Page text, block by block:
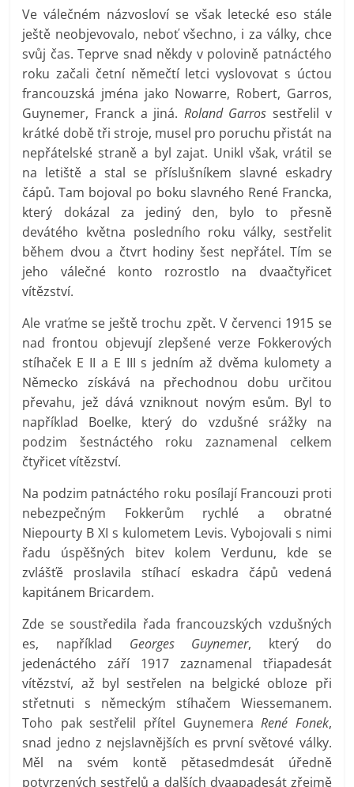
Ve válečném názvosloví se však letecké eso stále
ještě neobjevovalo, neboť všechno, i za války, chce
svůj čas. Teprve snad někdy v polovině patnáctého
roku začali četní němečtí letci vyslovovat s úctou
francouzská jména jako Nowarre, Robert, Garros,
Guynemer, Franck a jiná. Roland Garros sestřelil v
krátké době tři stroje, musel pro poruchu přistát na
nepřátelské straně a byl zajat. Unikl však, vrátil se
na letiště a stal se příslušníkem slavné eskadry
čápů. Tam bojoval po boku slavného René Francka,
který dokázal za jediný den, bylo to přesně
devátého května posledního roku války, sestřelit
během dvou a čtvrt hodiny šest nepřátel. Tím se
jeho válečné konto rozrostlo na dvaačtyřicet
vítězství.
Ale vraťme se ještě trochu zpět. V červenci 1915 se
nad frontou objevují zlepšené verze Fokkerových
stíhaček E II a E III s jedním až dvěma kulomety a
Německo získává na přechodnou dobu určitou
převahu, jež dává vzniknout novým esům. Byl to
například Boelke, který do vzdušné srážky na
podzim šestnáctého roku zaznamenal celkem
čtyřicet vítězství.
Na podzim patnáctého roku posílají Francouzi proti
nebezpečným Fokkerům rychlé a obratné
Niepourty B XI s kulometem Levis. Vybojovali s nimi
řadu úspěšných bitev kolem Verdunu, kde se
zvlášťě proslavila stíhací eskadra čápů vedená
kapitánem Bricardem.
Zde se soustředila řada francouzských vzdušných
es, například Georges Guynemer, který do
jedenáctého září 1917 zaznamenal třiapadesát
vítězství, až byl sestřelen na belgické obloze při
střetnuti s německým stíhačem Wiessemanem.
Toho pak sestřelil přítel GuynemeraRené Fonek,
snad jedno z nejslavnějších es první světové války.
Měl na svém kontě pětasedmdesát úředně
potvrzených sestřelů a dalších dvaapadesát zřejmě